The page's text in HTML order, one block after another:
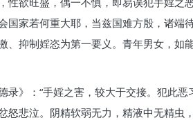
国家若何重大耶，当兹国难方殷，诸端
、抑制婬恣为第一要义。青年男女，如
录》：“手婬之害，较大于交接。犯此
怒悲泣。阴精软弱无力，精液中无精虫